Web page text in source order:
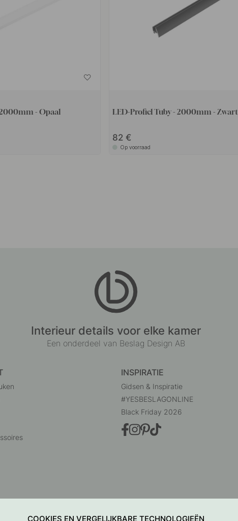
- Opaal LED-Profiel Tuby - 2000mm - Zwart
82
Op voorraad
Interieur details voor elke kamer
Een onderdeel van Beslag Design AB
INSPIRATIE
Gidsen & Inspiratie
#YESBESLAGONLINE
Black Friday 2026
COOKIES EN VERGELIJKBARE TECHNOLOGIEËN